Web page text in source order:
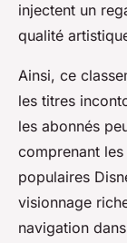
injectent un
qualité
Ainsi, ce
les titres
les abonnés
comprenant
populaires
visionnage
navigation